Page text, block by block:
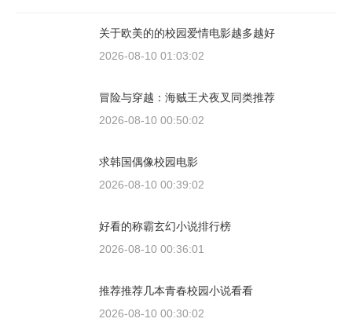
关于欧美的的校园爱情电影越多越好
2026-08-10 01:03:02
冒险与穿越：海贼王犬夜叉同类推荐
2026-08-10 00:50:02
求韩国偶像校园电影
2026-08-10 00:39:02
好看的称霸玄幻小说排行榜
2026-08-10 00:36:01
推荐推荐几本青春校园小说看看
2026-08-10 00:30:02